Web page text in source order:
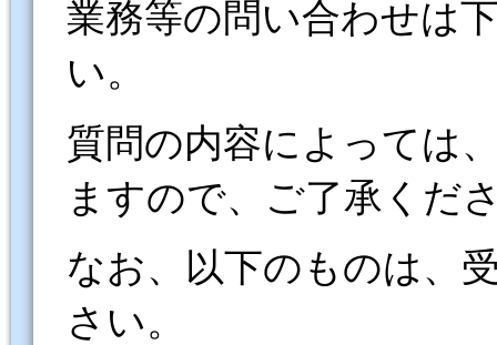
業務等の問い合わせは
い。
質問の内容によっては
ますので、ご了承くだ
なお、以下のものは、
さい。